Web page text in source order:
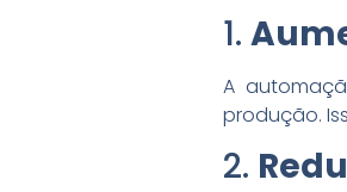
1.
A
produção.
2.